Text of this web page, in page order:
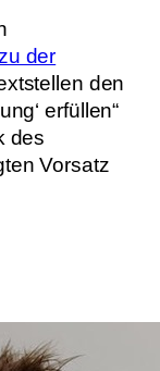
der
den
erfüllen“
des
Vorsatz